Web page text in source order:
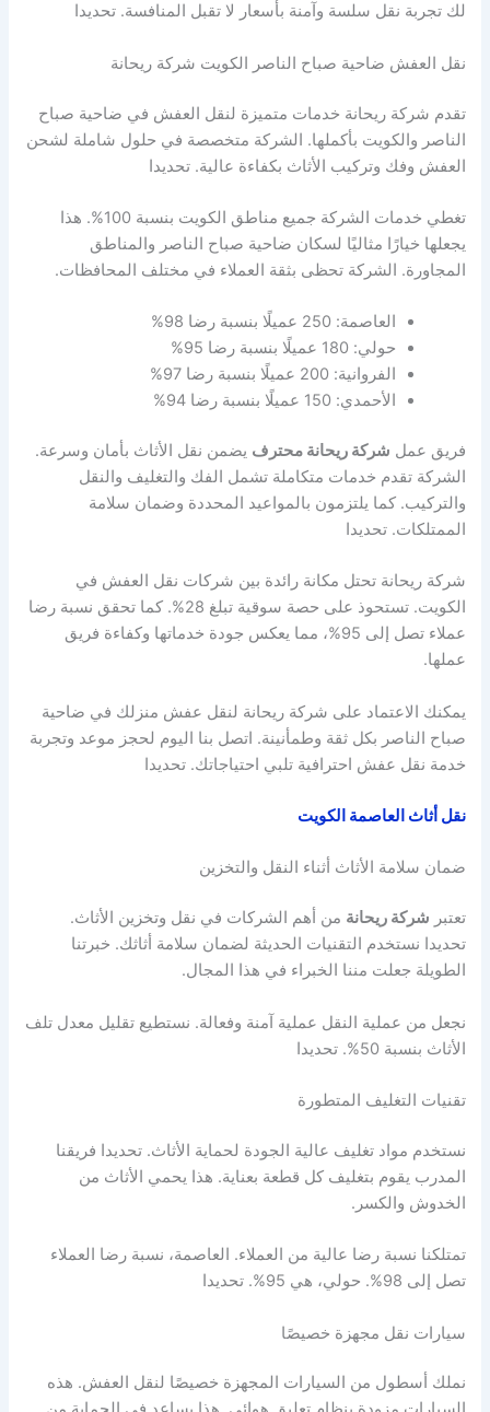
لك تجربة نقل سلسة وآمنة بأسعار لا تقبل المنافسة. تحديدا
نقل العفش ضاحية صباح الناصر الكويت شركة ريحانة
تقدم شركة ريحانة خدمات متميزة لنقل العفش في ضاحية صباح
الناصر والكويت بأكملها. الشركة متخصصة في حلول شاملة لشحن
العفش وفك وتركيب الأثاث بكفاءة عالية. تحديدا
تغطي خدمات الشركة جميع مناطق الكويت بنسبة 100%. هذا
يجعلها خيارًا مثاليًا لسكان ضاحية صباح الناصر والمناطق
المجاورة. الشركة تحظى بثقة العملاء في مختلف المحافظات.
العاصمة: 250 عميلًا بنسبة رضا 98%
حولي: 180 عميلًا بنسبة رضا 95%
الفروانية: 200 عميلًا بنسبة رضا 97%
الأحمدي: 150 عميلًا بنسبة رضا 94%
فريق عمل شركة ريحانة محترف يضمن نقل الأثاث بأمان وسرعة.
الشركة تقدم خدمات متكاملة تشمل الفك والتغليف والنقل
والتركيب. كما يلتزمون بالمواعيد المحددة وضمان سلامة
الممتلكات. تحديدا
شركة ريحانة تحتل مكانة رائدة بين شركات نقل العفش في
الكويت. تستحوذ على حصة سوقية تبلغ 28%. كما تحقق نسبة رضا
عملاء تصل إلى 95%، مما يعكس جودة خدماتها وكفاءة فريق
عملها.
يمكنك الاعتماد على شركة ريحانة لنقل عفش منزلك في ضاحية
صباح الناصر بكل ثقة وطمأنينة. اتصل بنا اليوم لحجز موعد وتجربة
خدمة نقل عفش احترافية تلبي احتياجاتك. تحديدا
نقل أثاث العاصمة الكويت
ضمان سلامة الأثاث أثناء النقل والتخزين
تعتبر شركة ريحانة من أهم الشركات في نقل وتخزين الأثاث.
تحديدا نستخدم التقنيات الحديثة لضمان سلامة أثاثك. خبرتنا
الطويلة جعلت مننا الخبراء في هذا المجال.
نجعل من عملية النقل عملية آمنة وفعالة. نستطيع تقليل معدل تلف
الأثاث بنسبة 50%. تحديدا
تقنيات التغليف المتطورة
نستخدم مواد تغليف عالية الجودة لحماية الأثاث. تحديدا فريقنا
المدرب يقوم بتغليف كل قطعة بعناية. هذا يحمي الأثاث من
الخدوش والكسر.
تمتلكنا نسبة رضا عالية من العملاء. العاصمة، نسبة رضا العملاء
تصل إلى 98%. حولي، هي 95%. تحديدا
سيارات نقل مجهزة خصيصًا
نملك أسطول من السيارات المجهزة خصيصًا لنقل العفش. هذه